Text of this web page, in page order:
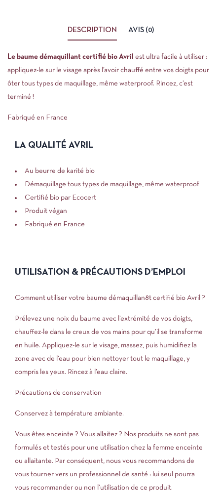
DESCRIPTION AVIS (0)
Le baume démaquillant certifié bio Avril est ultra facile à utiliser :
appliquez-le sur le visage après l’avoir chauffé entre vos doigts pour
ôter tous types de maquillage, même waterproof. Rincez, c’est
terminé !
Fabriqué en France
LA QUALITÉ AVRIL
Au beurre de karité bio
Démaquillage tous types de maquillage, même waterproof
Certifié bio par Ecocert
Produit végan
Fabriqué en France
UTILISATION & PRÉCAUTIONS D’EMPLOI
Comment utiliser votre baume démaquillan8t certifié bio Avril ?
Prélevez une noix du baume avec l’extrémité de vos doigts,
chauffez-le dans le creux de vos mains pour qu’il se transforme
en huile. Appliquez-le sur le visage, massez, puis humidifiez la
zone avec de l’eau pour bien nettoyer tout le maquillage, y
compris les yeux. Rincez à l’eau claire.
Précautions de conservation
Conservez à température ambiante.
Vous êtes enceinte ? Vous allaitez ? Nos produits ne sont pas
formulés et testés pour une utilisation chez la femme enceinte
ou allaitante. Par conséquent, nous vous recommandons de
vous tourner vers un professionnel de santé : lui seul pourra
vous recommander ou non l’utilisation de ce produit.